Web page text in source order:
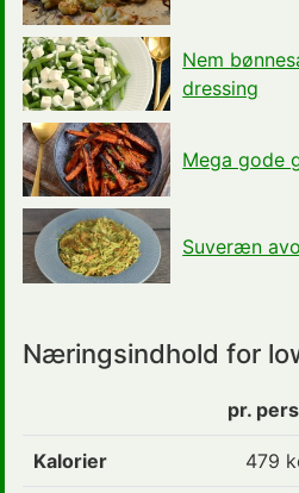
Nem
dressing
Mega gode
Suveræn
Næringsindhold for
pr.
Kalorier 479